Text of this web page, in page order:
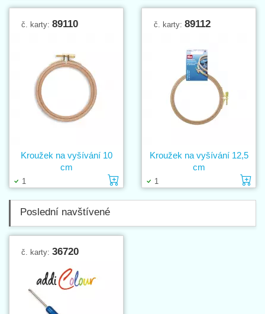
č. karty: 89110
1 Vložit do košíku
Kroužek na vyšívání 10
cm
č. karty: 89112
1
Kroužek na vyšívání 12,5
cm
Poslední navštívené
č. karty: 36720